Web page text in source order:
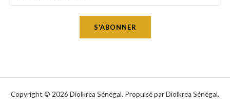
m
S'ABONNER
Copyright © 2026 Diolkrea Sénégal. Propulsé par Diolkrea Sénégal.